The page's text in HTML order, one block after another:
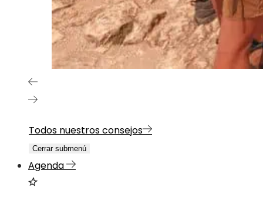
Todos nuestros consejos
Cerrar submenú
Agenda